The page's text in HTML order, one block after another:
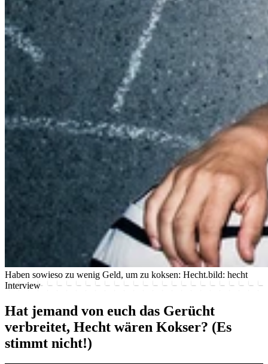
Haben sowieso zu wenig Geld, um zu koksen: Hecht.bild: hecht
Interview
Hat jemand von euch das Gerücht
verbreitet, Hecht wären Kokser? (Es
stimmt nicht!)